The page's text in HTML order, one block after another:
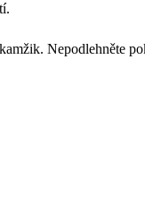
Nepodlehněte